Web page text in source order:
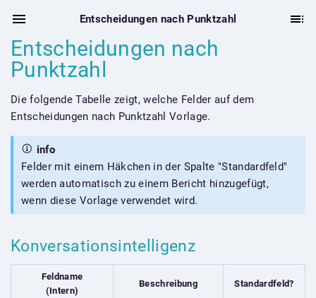
Entscheidungen nach Punktzahl
Entscheidungen nach
Punktzahl
Die folgende Tabelle zeigt, welche Felder auf dem
Entscheidungen nach Punktzahl Vorlage.
info
Felder mit einem Häkchen in der Spalte "Standardfeld"
werden automatisch zu einem Bericht hinzugefügt,
wenn diese Vorlage verwendet wird.
Konversationsintelligenz
Feldname
(Intern)
Beschreibung Standardfeld?